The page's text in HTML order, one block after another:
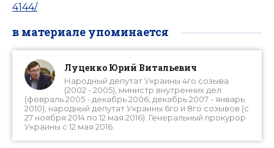
4144/
в материале упоминается
Луценко Юрий Витальевич
Народный депутат Украины 4го созыва
(2002 - 2005), министр внутренних дел
(февраль 2005 - декабрь 2006, декабрь 2007 - январь
2010), народный депутат Украины 6го и 8го созывов (с
27 ноября 2014 по 12 мая 2016). Генеральный прокурор
Украины с 12 мая 2016.